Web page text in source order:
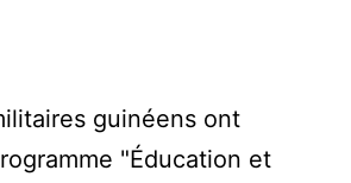
guinéens ont
"Éducation et